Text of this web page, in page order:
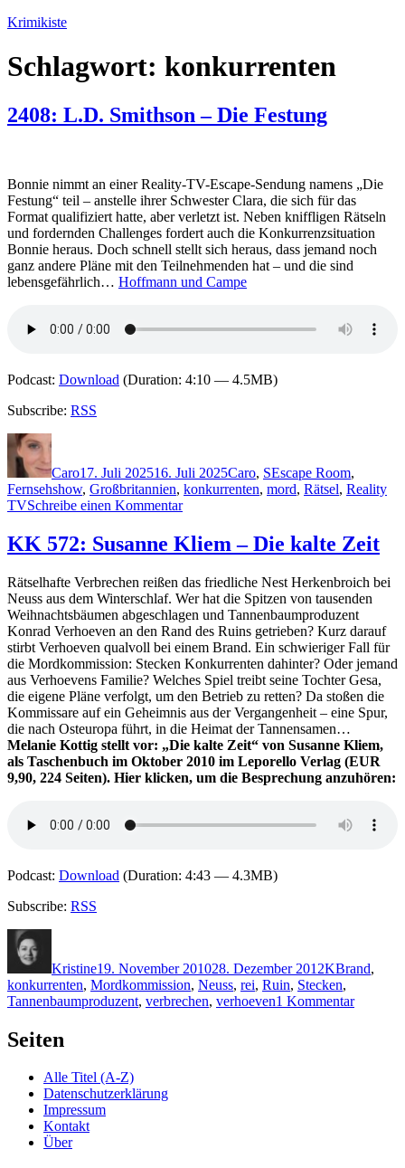
Zum
springen
Krimikiste
Schlagwort: konkurrenten
2408: L.D. Smithson – Die Festung
Bonnie nimmt an einer Reality-TV-Escape-Sendung namens „Die
Festung“ teil – anstelle ihrer Schwester Clara, die sich für das
Format qualifiziert hatte, aber verletzt ist. Neben kniffligen Rätseln
und fordernden Challenges fordert auch die Konkurrenzsituation
Bonnie heraus. Doch schnell stellt sich heraus, dass jemand noch
ganz andere Pläne mit den Teilnehmenden hat – und die sind
lebensgefährlich… Hoffmann und Campe
Podcast: Download (Duration: 4:10 — 4.5MB)
Subscribe: RSS
Autor
Caro17. Juli 202516. Juli 2025Caro, SEscape Room,
Fernsehshow, Großbritannien, konkurrenten, mord, Rätsel, Reality
TVSchreibe einen Kommentarzu
L.D.
Smithson
Die
Festung
KK 572: Susanne Kliem – Die kalte Zeit
Rätselhafte Verbrechen reißen das friedliche Nest Herkenbroich bei
Neuss aus dem Winterschlaf. Wer hat die Spitzen von tausenden
Weihnachtsbäumen abgeschlagen und Tannenbaumproduzent
Konrad Verhoeven an den Rand des Ruins getrieben? Kurz darauf
stirbt Verhoeven qualvoll bei einem Brand. Ein schwieriger Fall für
die Mordkommission: Stecken Konkurrenten dahinter? Oder jemand
aus Verhoevens Familie? Welches Spiel treibt seine Tochter Gesa,
die eigene Pläne verfolgt, um den Betrieb zu retten? Da stoßen die
Kommissare auf ein Geheimnis aus der Vergangenheit – eine Spur,
die nach Osteuropa führt, in die Heimat der Tannensamen…
Melanie Kottig stellt vor: „Die kalte Zeit“ von Susanne Kliem,
als Taschenbuch im Oktober 2010 im Leporello Verlag (EUR
9,90, 224 Seiten). Hier klicken, um die Besprechung anzuhören:
Podcast: Download (Duration: 4:43 — 4.3MB)
Subscribe: RSS
Kristine19. November 201028. Dezember 2012KBrand,
konkurrenten, Mordkommission, Neuss, rei, Ruin, Stecken,
Tannenbaumproduzent, verbrechen, verhoeven1 Kommentarzu
Seiten
Alle Titel (A-Z)
Datenschutzerklärung
Impressum
Kontakt
Über